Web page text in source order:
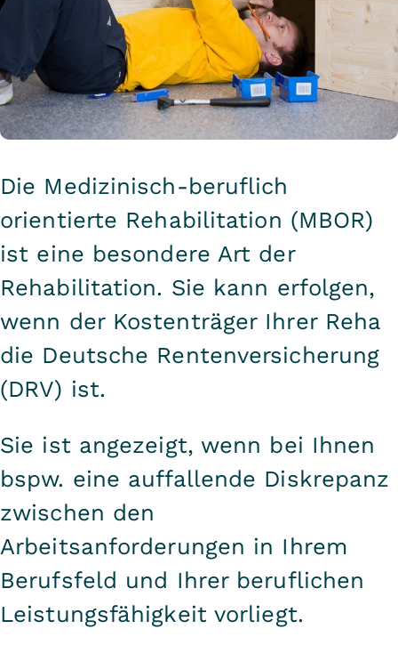
Die Medizinisch-beruflich
orientierte Rehabilitation (MBOR)
ist eine besondere Art der
Rehabilitation. Sie kann erfolgen,
wenn der Kostenträger Ihrer Reha
die Deutsche Rentenversicherung
(DRV) ist.
Sie ist angezeigt, wenn bei Ihnen
bspw. eine auffallende Diskrepanz
zwischen den
Arbeitsanforderungen in Ihrem
Berufsfeld und Ihrer beruflichen
Leistungsfähigkeit vorliegt.